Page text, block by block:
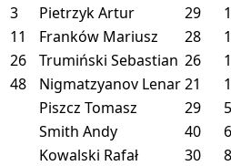
3
Pietrzyk Artur 29
11
Franków Mariusz 28
26
Trumiński Sebastian 26
48
Nigmatzyanov Lenar21
Piszcz Tomasz
29 5
Smith Andy
40 6
Kowalski Rafał
30 8